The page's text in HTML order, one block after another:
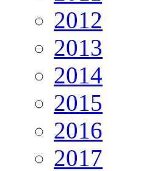
2012
2013
2014
2015
2016
2017